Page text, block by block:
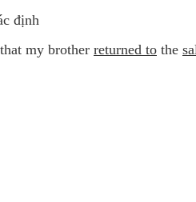
định
that my brother returned to the